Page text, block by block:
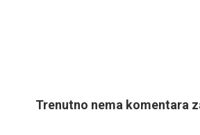
Trenutno nema komentara